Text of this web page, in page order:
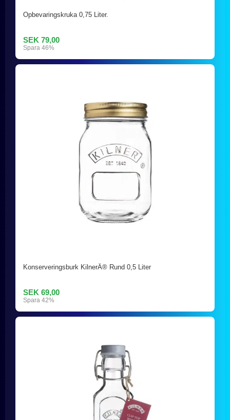
Opbevaringskruka 0,75 Liter.
SEK 79,00
Spara 46%
Konserveringsburk KilnerÂ® Rund 0,5 Liter
SEK 69,00
Spara 42%